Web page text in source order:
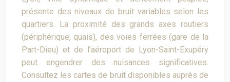
présente des niveaux de bruit variables selon les
quartiers. La proximité des grands axes routiers
(périphérique, quais), des voies ferrées (gare de la
Part-Dieu) et de l’aéroport de Lyon-Saint-Exupéry
peut engendrer des nuisances significatives.
Consultez les cartes de bruit disponibles auprès de